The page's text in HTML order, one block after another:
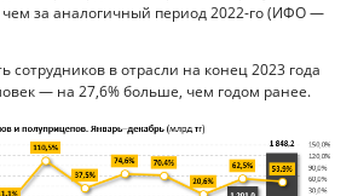
чем за аналогичный период 2022-го (ИФО —
сотрудников в отрасли на конец 2023 года
— на 27,6% больше, чем годом ранее.